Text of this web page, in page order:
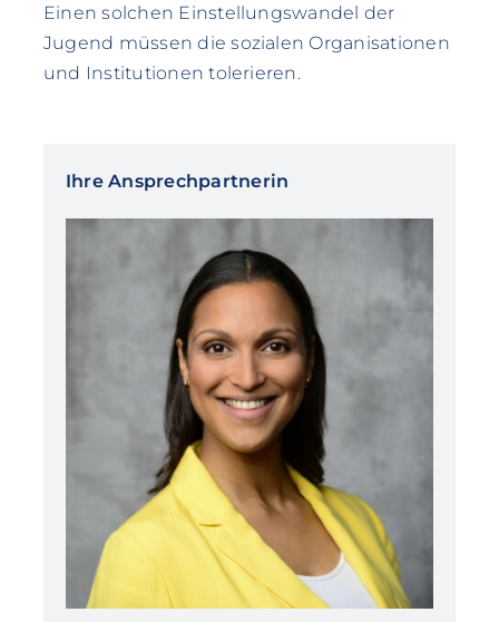
Einen solchen Einstellungswandel der
Jugend müssen die sozialen Organisationen
und Institutionen tolerieren.
Ihre Ansprechpartnerin